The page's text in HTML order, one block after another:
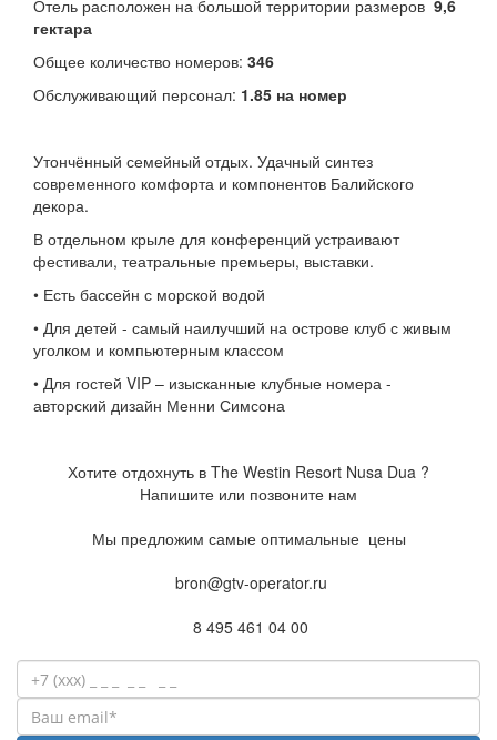
Отель расположен на большой территории размеров 9,6
гектара
Общее количество номеров: 346
Обслуживающий персонал: 1.85 на номер
Утончённый семейный отдых. Удачный синтез
современного комфорта и компонентов Балийского
декора.
В отдельном крыле для конференций устраивают
фестивали, театральные премьеры, выставки.
• Есть бассейн с морской водой
• Для детей - самый наилучший на острове клуб с живым
уголком и компьютерным классом
• Для гостей VIP – изысканные клубные номера -
авторский дизайн Менни Симсона
Хотите отдохнуть в The Westin Resort Nusa Dua ?
Напишите или позвоните нам
Мы предложим самые оптимальные цены
bron@gtv-operator.ru
8 495 461 04 00